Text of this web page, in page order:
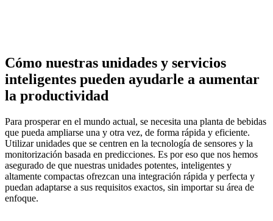
Cómo nuestras unidades y servicios
inteligentes pueden ayudarle a aumentar
la productividad
Para prosperar en el mundo actual, se necesita una planta de bebidas
que pueda ampliarse una y otra vez, de forma rápida y eficiente.
Utilizar unidades que se centren en la tecnología de sensores y la
monitorización basada en predicciones. Es por eso que nos hemos
asegurado de que nuestras unidades potentes, inteligentes y
altamente compactas ofrezcan una integración rápida y perfecta y
puedan adaptarse a sus requisitos exactos, sin importar su área de
enfoque.